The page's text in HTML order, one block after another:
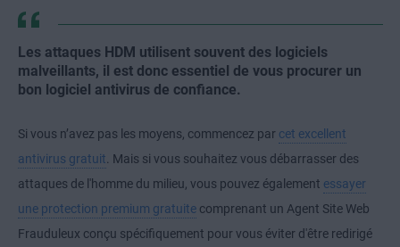
Les attaques HDM utilisent souvent des logiciels
malveillants, il est donc essentiel de vous procurer un
bon logiciel antivirus de confiance.
Si vous n’avez pas les moyens, commencez par cet excellent
antivirus gratuit. Mais si vous souhaitez vous débarrasser des
attaques de l'homme du milieu, vous pouvez également essayer
une protection premium gratuite comprenant un Agent Site Web
Frauduleux conçu spécifiquement pour vous éviter d'être redirigé